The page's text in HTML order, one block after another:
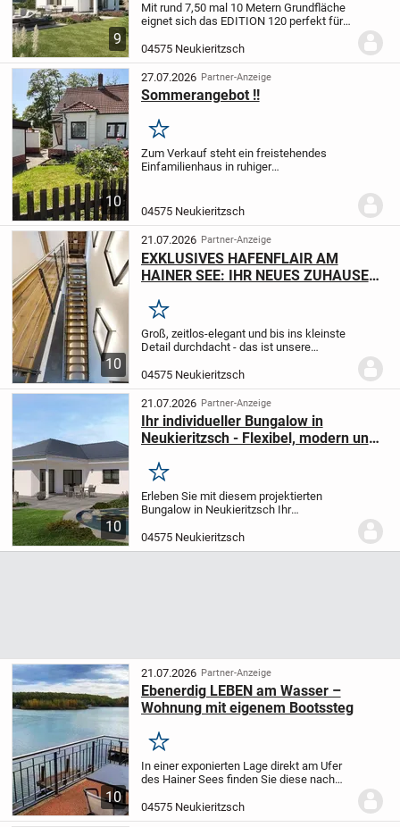
9
Mit rund 7,50 mal 10 Metern Grundfläche
eignet sich das EDITION 120 perfekt für
vierköpfigen Familie alles, was man zum
Wohnen braucht. Der
familienfreundlichen...
04575 Neukieritzsch
10
27.07.2026 Partner-Anzeige
Sommerangebot !!
Merken
Zum Verkauf steht ein freistehendes
Einfamilienhaus in ruhiger
m² und 4 Zimmer, Küche und Bad.
04575 Neukieritzsch
10
21.07.2026 Partner-Anzeige
EXKLUSIVES HAFENFLAIR AM
HAINER SEE: IHR NEUES ZUHAUSE
Merken
Groß, zeitlos-elegant und bis ins kleinste
Detail durchdacht - das ist unsere
als 180 m2, verteilt auf zwei Ebenen, ist
ausreichend Platz zum Leben, Arbeiten...
04575 Neukieritzsch
10
21.07.2026 Partner-Anzeige
Ihr individueller Bungalow in
Neukieritzsch - Flexibel, modern und
Wünschen geplant
Merken
Erleben Sie mit diesem projektierten
Bungalow in Neukieritzsch Ihr
Ihre Vorstellungen zugeschnitten wird. Mit
einer großzügigen Wohnfläche von 142,02
04575 Neukieritzsch
10
21.07.2026 Partner-Anzeige
Ebenerdig LEBEN am Wasser –
Wohnung mit eigenem Boots­steg
Merken
In einer exponierten Lage direkt am Ufer
des Hainer Sees finden Sie diese nach
Einheit im Erdgeschoss des Bootshauses.
Insgesamt werden hier 6 Einheiten mit...
04575 Neukieritzsch